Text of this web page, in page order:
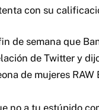
con su
de semana que
de Twitter y
de mujeres